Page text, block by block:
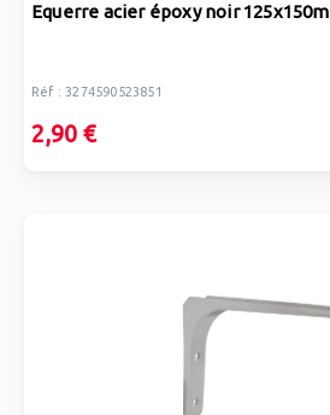
Equerre acier époxy noir
Réf : 3274590523851
2,90 €